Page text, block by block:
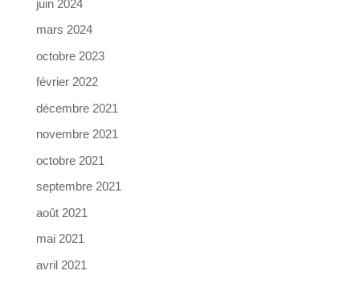
juin 2024
mars 2024
octobre 2023
février 2022
décembre 2021
novembre 2021
octobre 2021
septembre 2021
août 2021
mai 2021
avril 2021